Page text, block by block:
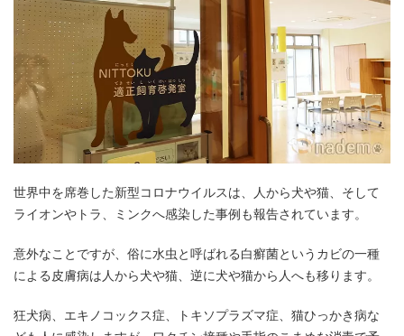
世界中を席巻した新型コロナウイルスは、人から犬や猫、そして
ライオンやトラ、ミンクへ感染した事例も報告されています。
意外なことですが、俗に水虫と呼ばれる白癬菌というカビの一種
による皮膚病は人から犬や猫、逆に犬や猫から人へも移ります。
狂犬病、エキノコックス症、トキソプラズマ症、猫ひっかき病な